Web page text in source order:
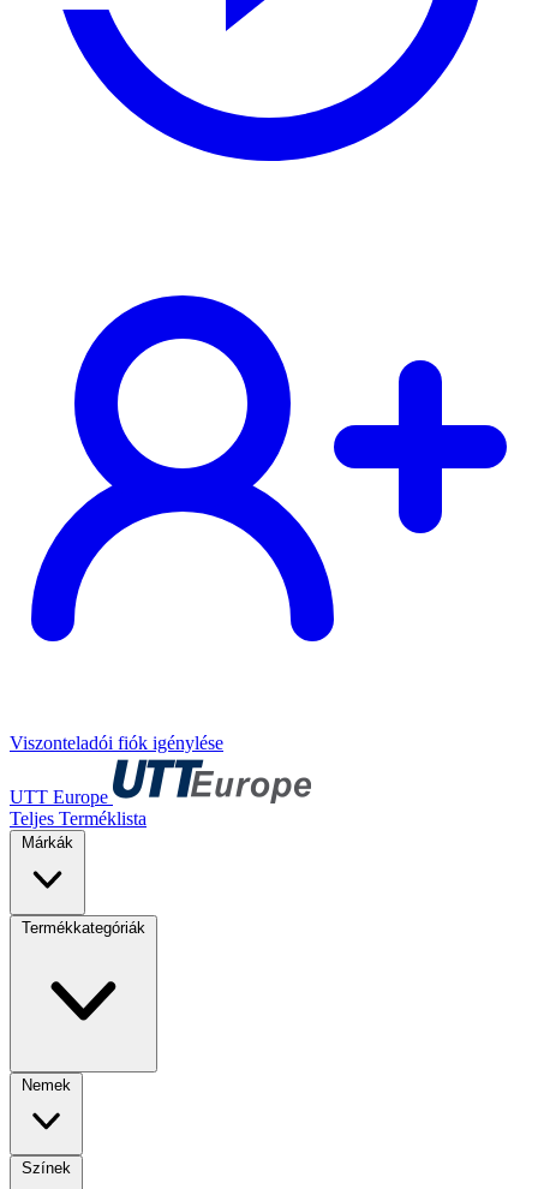
Viszonteladói fiók igénylése
UTT Europe
Teljes Terméklista
Márkák
Termékkategóriák
Nemek
Színek